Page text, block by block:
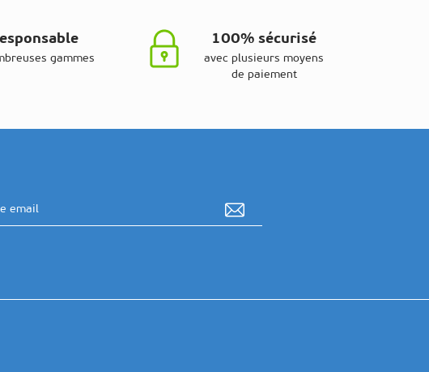
gammes
100% sécurisé
avec plusieurs moyens
de paiement